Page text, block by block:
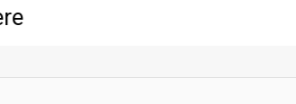
| Subject Wise Vacancy Notice Released